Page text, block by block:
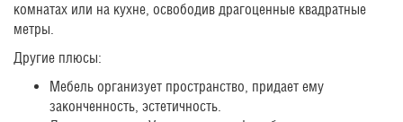
комнатах или на кухне, освободив драгоценные квадратные
метры.
Другие плюсы:
Мебель организует пространство, придает ему
законченность, эстетичность.